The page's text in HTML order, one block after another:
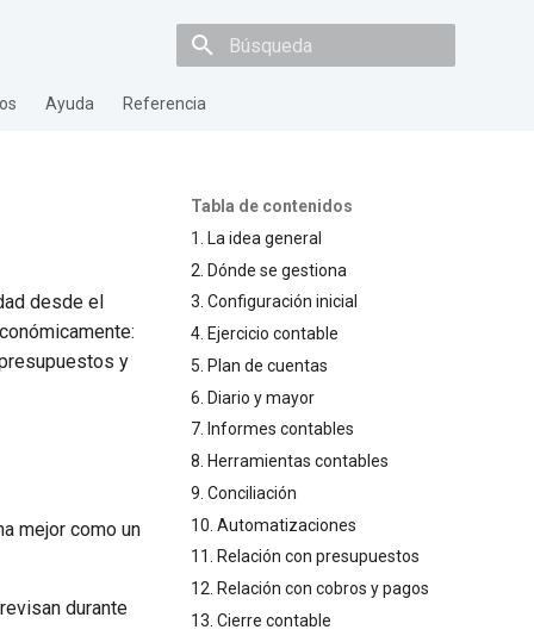
Ayuda Referencia
Tabla de contenidos
1. La idea general
2. Dónde se gestiona
3. Configuración inicial
4. Ejercicio contable
5. Plan de cuentas
6. Diario y mayor
7. Informes contables
8. Herramientas contables
9. Conciliación
10. Automatizaciones
11. Relación con presupuestos
12. Relación con cobros y pagos
13. Cierre contable
desde el
y
mejor como un
durante